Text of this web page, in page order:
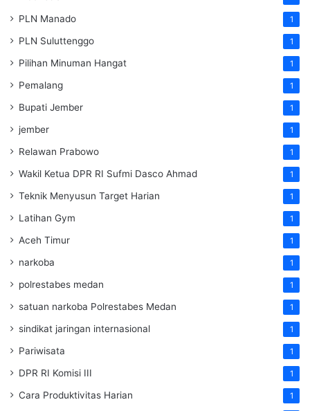
PLN Manado 1
PLN Suluttenggo 1
Pilihan Minuman Hangat 1
Pemalang 1
Bupati Jember 1
jember 1
Relawan Prabowo 1
Wakil Ketua DPR RI Sufmi Dasco Ahmad 1
Teknik Menyusun Target Harian 1
Latihan Gym 1
Aceh Timur 1
narkoba 1
polrestabes medan 1
satuan narkoba Polrestabes Medan 1
sindikat jaringan internasional 1
Pariwisata 1
DPR RI Komisi III 1
Cara Produktivitas Harian 1